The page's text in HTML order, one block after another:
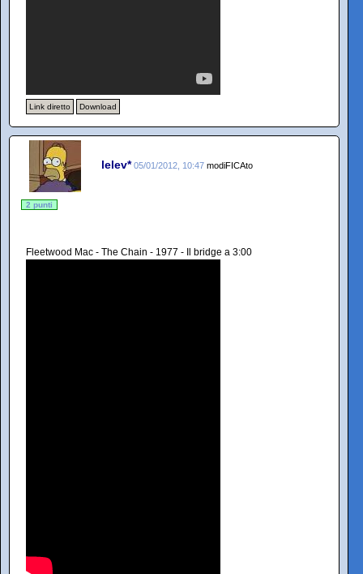
Link diretto Download
lelev* 05/01/2012, 10:47 modiFICAto
2 punti
Fleetwood Mac - The Chain - 1977 - Il bridge a 3:00